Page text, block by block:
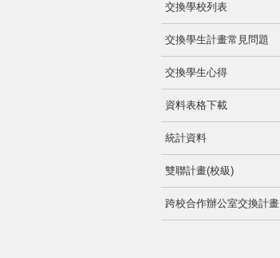
交換學校列表
交換學生計畫常見問題
交換學生心得
資料表格下載
統計資料
雙聯計畫(校級)
跨校合作辦公室交換計畫